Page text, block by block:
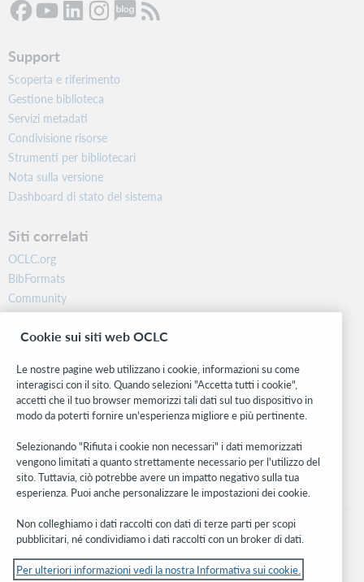
Support
Scoperta e riferimento
Gestione biblioteca
Servizi metadati
Condivisione risorse
Strumenti per bibliotecari
Nota sulla versione
Dashboard di stato del sistema
Siti correlati
OCLC.org
BibFormats
Community
Ricerca
WebJunction
Stay in the know.
Ricevi gli ultimi aggiornamenti di prodotti, ricerche, eventi e molto
altro direttamente nella tua casella di posta.
Subscribe now
Cookie sui siti web OCLC
Le nostre pagine web utilizzano i cookie, informazioni su come
interagisci con il sito. Quando selezioni "Accetta tutti i cookie",
accetti che il tuo browser memorizzi tali dati sul tuo dispositivo in
modo da poterti fornire un'esperienza migliore e più pertinente.
Selezionando "Rifiuta i cookie non necessari" i dati memorizzati
vengono limitati a quanto strettamente necessario per l'utilizzo del
sito. Tuttavia, ciò potrebbe avere un impatto negativo sulla tua
esperienza. Puoi anche personalizzare le impostazioni dei cookie.
Non colleghiamo i dati raccolti con dati di terze parti per scopi
pubblicitari, né condividiamo i dati raccolti con un broker di dati.
Per ulteriori informazioni vedi la nostra Informativa sui cookie.